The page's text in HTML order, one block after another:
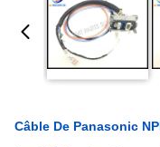
Câble De Panasonic